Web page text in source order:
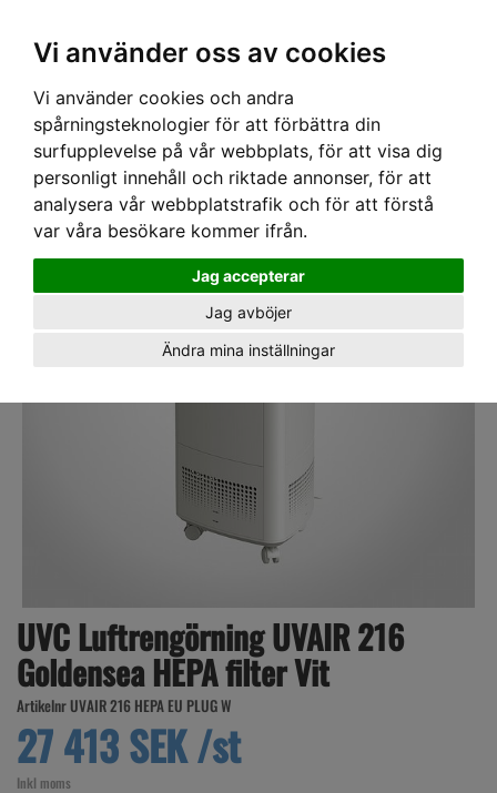
Vi använder oss av cookies
Vi använder cookies och andra
spårningsteknologier för att förbättra din
surfupplevelse på vår webbplats, för att visa dig
personligt innehåll och riktade annonser, för att
analysera vår webbplatstrafik och för att förstå
var våra besökare kommer ifrån.
Jag accepterar
Jag avböjer
Ändra mina inställningar
Hem ›UVC DESINFICERING›LUFT DESINFICERING
216 Goldensea HEPA filter Vit
UVC Luftrengörning UVAIR 216
Goldensea HEPA filter Vit
Artikelnr UVAIR 216 HEPA EU PLUG W
27 413 SEK /st
Inkl moms